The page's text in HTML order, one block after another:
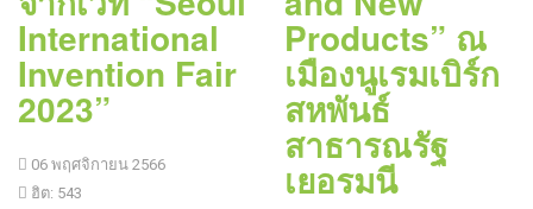
International
Invention Fair
2023”
06 พฤศจิกายน 2566
ฮิต: 543
Products” ณ
เมืองนูเรมเบิร์ก
สหพันธ์
สาธารณรัฐ
เยอรมนี